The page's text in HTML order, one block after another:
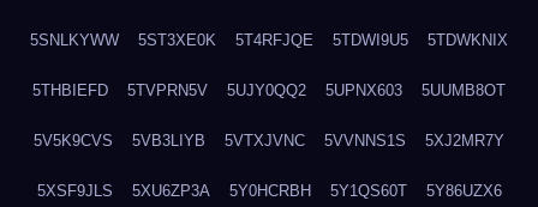
5SNLKYWW 5ST3XE0K 5T4RFJQE 5TDWI9U5 5TDWKNIX
5THBIEFD 5TVPRN5V 5UJY0QQ2 5UPNX603 5UUMB8OT
5V5K9CVS 5VB3LIYB 5VTXJVNC 5VVNNS1S 5XJ2MR7Y
5XSF9JLS 5XU6ZP3A 5Y0HCRBH 5Y1QS60T 5Y86UZX6